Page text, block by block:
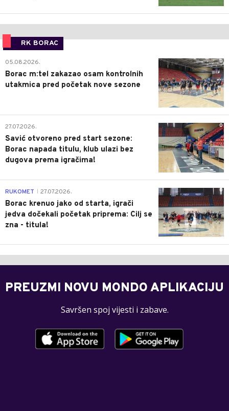
RK BORAC
0
05.08.2026.
Borac m:tel zakazao osam kontrolnih
utakmica pred početak nove sezone
0
27.07.2026.
Savić otvoreno pred start sezone:
Borac napada titulu, klub ulazi bez
dugova prema igračima!
0
RUKOMET 27.07.2026.
Borac krenuo jako od starta, igrači
jedva dočekali početak priprema: Cilj se
zna - titula!
PREUZMI NOVU MONDO APLIKACIJU
Savršen spoj vijesti i zabave.